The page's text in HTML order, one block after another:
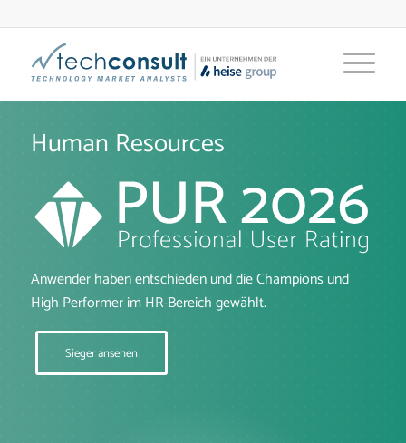
Human Resources
Anwender haben entschieden und die Champions und
High Performer im HR-Bereich gewählt.
Sieger ansehen